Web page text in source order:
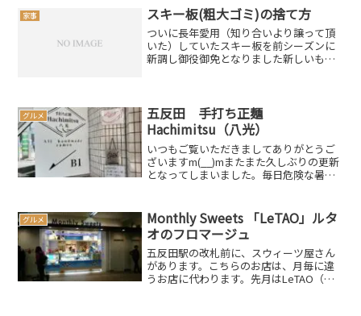
て、フライトの準備です今回、初のマイ
ナス17時間という...
家事 スキー板(粗大ゴミ)の捨て方
ついに長年愛用（知り合いより譲って頂
いた）していたスキー板を前シーズンに
新調し御役御免となりました新しいもの
んせ我が家は狭いというこ...
グルメ
五反田 手打ち正麺
Hachimitsu（八光）
いつもご覧いただきましてありがとうご
ざいますm(__)mまたまた久しぶりの更新
となってしまいました。毎日危険な暑さ
ふらふらとランチを求めてさまよってい
ると、イタリアンレ...
グルメ
Monthly Sweets 「LeTAO」ルタ
オのフロマージュ
五反田駅の改札前に、スウィーツ屋さん
があります。こちらのお店は、月毎に違
うお店に代わります。先月はLeTAO（小